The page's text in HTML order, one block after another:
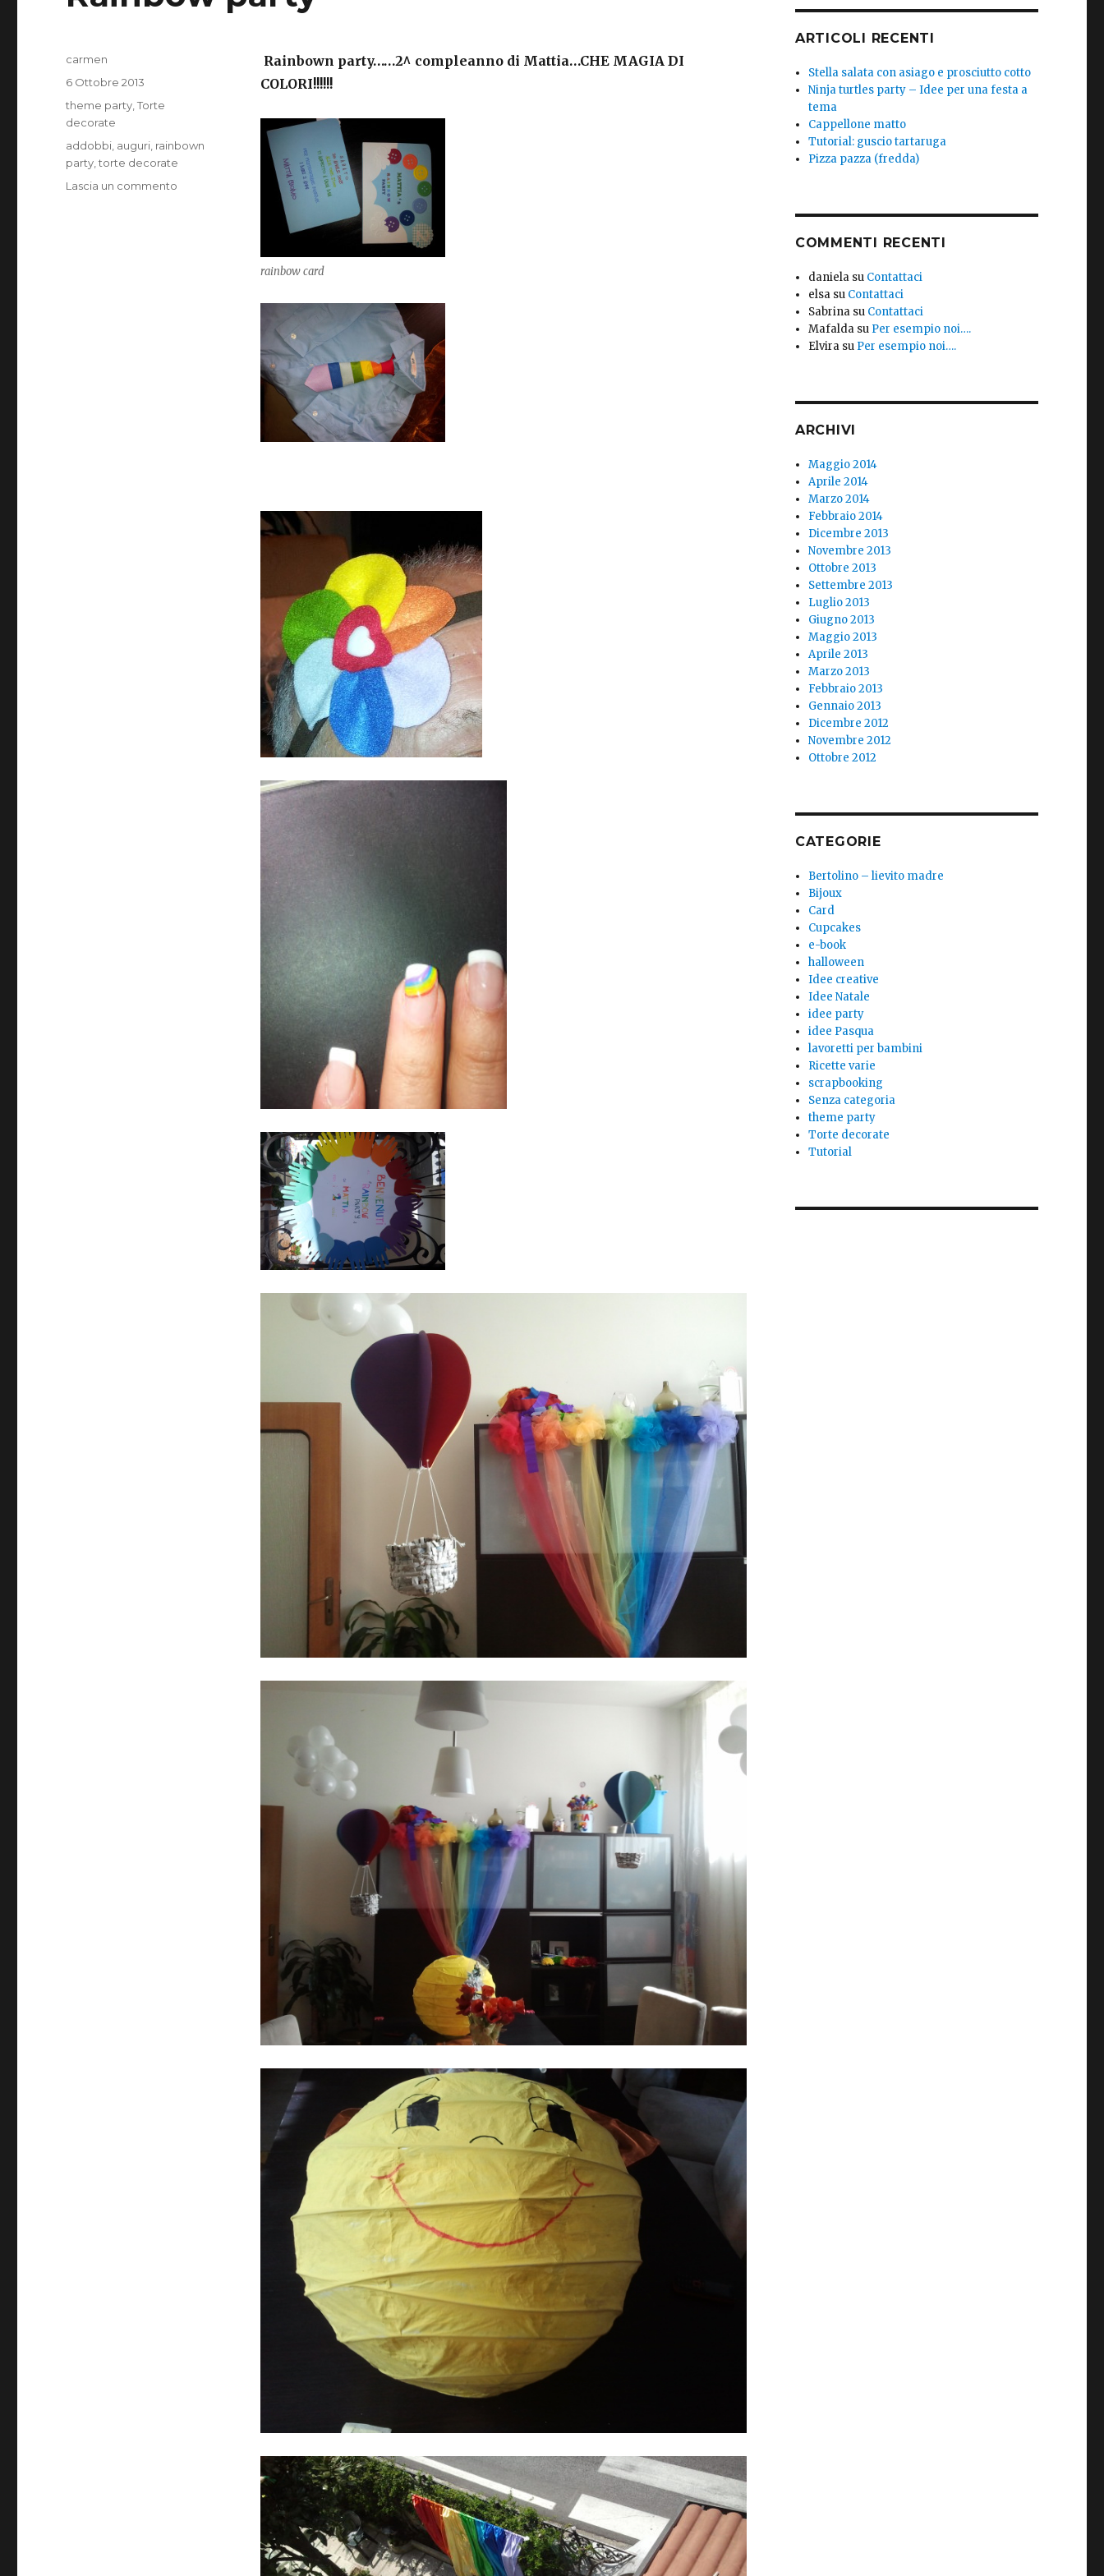
Rainbown party……2^ compleanno di Mattia…CHE MAGIA DI
COLORI!!!!!!
rainbow card
Autore
carmen
Pubblicato
6 Ottobre 2013
Categorie
theme party ,Torte
decorate
Tag
addobbi auguri rainbown
party ,torte decorate
Lascia un commento
ARTICOLI RECENTI
Stella salata con asiago e prosciutto cotto
Ninja turtles party – Idee per una festa a
tema
Cappellone matto
Tutorial: guscio tartaruga
Pizza pazza (fredda)
COMMENTI RECENTI
daniela su Contattaci
elsa su Contattaci
Sabrina su Contattaci
Mafalda su Per esempio noi….
Elvira su Per esempio noi….
ARCHIVI
Maggio 2014
Aprile 2014
Marzo 2014
Febbraio 2014
Dicembre 2013
Novembre 2013
Ottobre 2013
Settembre 2013
Luglio 2013
Giugno 2013
Maggio 2013
Aprile 2013
Marzo 2013
Febbraio 2013
Gennaio 2013
Dicembre 2012
Novembre 2012
Ottobre 2012
CATEGORIE
Bertolino – lievito madre
Bijoux
Card
Cupcakes
e-book
halloween
Idee creative
Idee Natale
idee party
idee Pasqua
lavoretti per bambini
Ricette varie
scrapbooking
Senza categoria
theme party
Torte decorate
Tutorial